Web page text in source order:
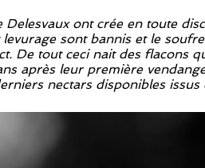
Delesvaux ont crée en toute
sont bannis et le
De tout ceci nait des flacons
après leur première
nectars disponibles